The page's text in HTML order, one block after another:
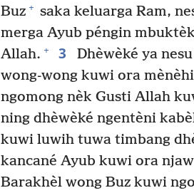
Buz + saka keluarga Ram,
merga Ayub péngin
Allah. + 3
Dhèwèké ya
wong-wong kuwi ora
ngomong nèk Gusti Allah
ning dhèwèké ngentèni
kuwi luwih tuwa timbang
kancané Ayub kuwi ora
Barakhèl wong Buz kuwi